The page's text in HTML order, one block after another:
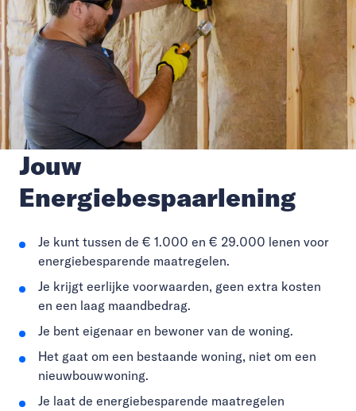
Jouw
Energiebespaarlening
Je kunt tussen de € 1.000 en € 29.000 lenen voor
energiebesparende maatregelen.
Je krijgt eerlijke voorwaarden, geen extra kosten
en een laag maandbedrag.
Je bent eigenaar en bewoner van de woning.
Het gaat om een bestaande woning, niet om een
nieuwbouwwoning.
Je laat de energiebesparende maatregelen